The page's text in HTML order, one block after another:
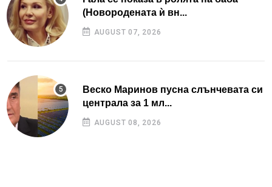
(Новородената ѝ вн...
AUGUST 07, 2026
Веско Маринов пусна слънчевата си
централа за 1 мл...
AUGUST 08, 2026